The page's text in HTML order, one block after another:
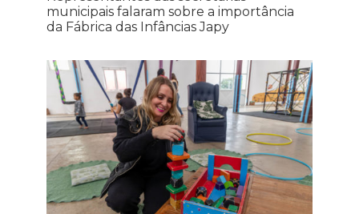
municipais falaram sobre a importância
da Fábrica das Infâncias Japy